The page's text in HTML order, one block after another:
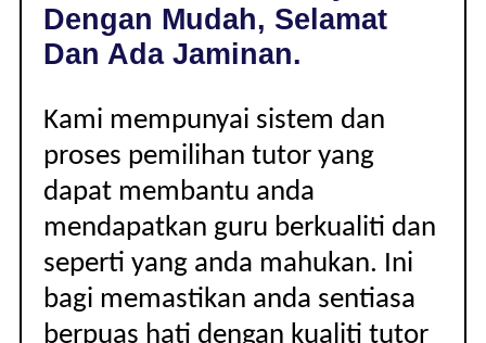
Dengan Mudah, Selamat
Dan Ada Jaminan.
Kami mempunyai sistem dan
proses pemilihan tutor yang
dapat membantu anda
mendapatkan guru berkualiti dan
seperti yang anda mahukan. Ini
bagi memastikan anda sentiasa
berpuas hati dengan kualiti tutor